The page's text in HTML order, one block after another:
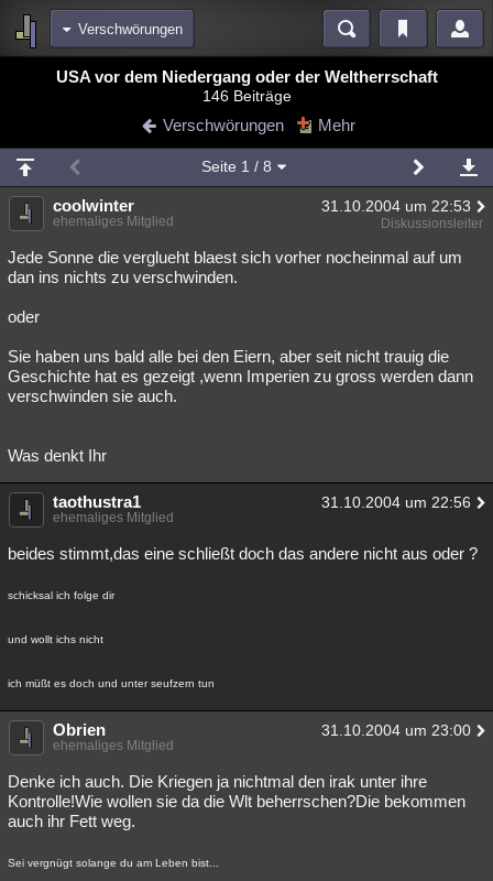
Verschwörungen
Bereiche
Blogs Videos
Chat Wiki Neuigkeiten
meine Rubriken
Menschen Wissenschaft Mystery Kriminalfälle
Spiritualität Verschwörungen Technologie Ufologie
Philosophie Träume Orte Esoterik Literatur
Astronomie Helpdesk
Musik Clash
Übersichten
Besucht Teilgenommen
Lesenswert Schlüsselwörter
USA vor dem Niedergang oder der Weltherrschaft
146 Beiträge
Verschwörungen Mehr
Seite 1 / 8
coolwinter 31.10.2004 um 22:53
ehemaliges Mitglied Diskussionsleiter
Jede Sonne die verglueht blaest sich vorher nocheinmal auf um
dan ins nichts zu verschwinden.
oder
Sie haben uns bald alle bei den Eiern, aber seit nicht trauig die
Geschichte hat es gezeigt ,wenn Imperien zu gross werden dann
verschwinden sie auch.
Was denkt Ihr
taothustra1 31.10.2004 um 22:56
ehemaliges Mitglied
beides stimmt,das eine schließt doch das andere nicht aus oder ?
schicksal ich folge dir
und wollt ichs nicht
ich müßt es doch und unter seufzern tun
Obrien 31.10.2004 um 23:00
ehemaliges Mitglied
Denke ich auch. Die Kriegen ja nichtmal den irak unter ihre
Kontrolle!Wie wollen sie da die Wlt beherrschen?Die bekommen
auch ihr Fett weg.
Sei vergnügt solange du am Leben bist...